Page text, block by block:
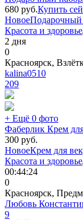
680 руб.Купить
НовоеПодарочный
Красота и здоровье
2 дня
0
Красноярск,
kalina0510
209
+ Ещё 0 фото
Фаберлик Крем
300 руб.
НовоеКрем для
Красота и здоровье
00:44:24
0
Красноярск,
Любовь
9